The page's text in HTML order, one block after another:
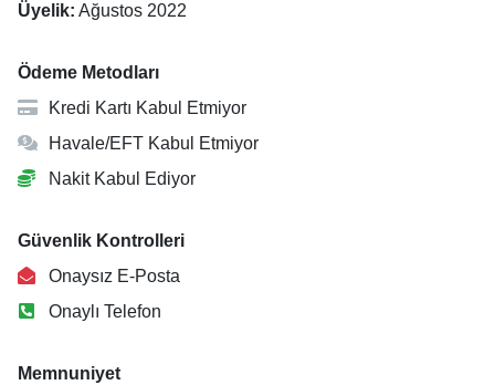
Üyelik: Ağustos 2022
Ödeme Metodları
Kredi Kartı Kabul Etmiyor
Havale/EFT Kabul Etmiyor
Nakit Kabul Ediyor
Güvenlik Kontrolleri
Onaysız E-Posta
Onaylı Telefon
Memnuniyet